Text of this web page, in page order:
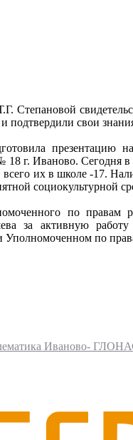
Степановой
свои
презентацию
г. Иваново. Сегодня в
их в школе -17.
социокультурной
по правам
за активную работу
Уполномоченном по